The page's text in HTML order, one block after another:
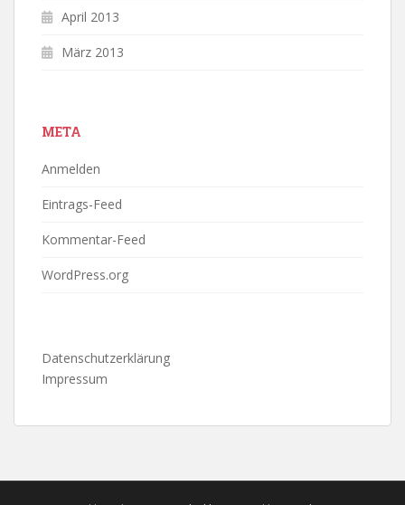
April 2013
März 2013
META
Anmelden
Eintrags-Feed
Kommentar-Feed
WordPress.org
Datenschutzerklärung
Impressum